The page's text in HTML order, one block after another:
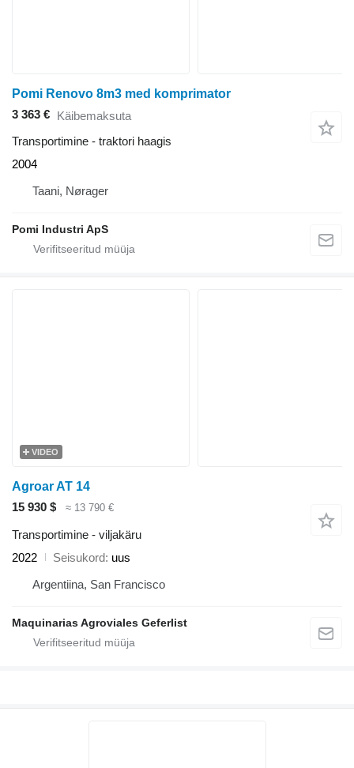
Pomi Renovo 8m3 med komprimator
3 363 € Käibemaksuta
Transportimine - traktori haagis
2004
Taani, Nørager
Pomi Industri ApS
VIDEO
Agroar AT 14
15 930 $
≈ 13 790 €
Transportimine - viljakäru
2022
Seisukord uus
Argentiina, San Francisco
Maquinarias Agroviales Geferlist